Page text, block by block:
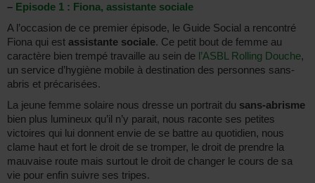
– Episode 1 : Fiona, assistante sociale
A l’occasion de ce premier épisode, le Guide Social a rencontré
Fiona qui est assistante sociale. Ce petit bout de femme au
caractère bien trempé travaille au sein de l’ASBL Rolling Douche,
un service d’hygiène mobile à destination des personnes sans-
abris et précarisées.
La jeune femme solaire nous dresse un portrait du sans-abrisme
bien plus lumineux qu’il n’y parait, nous raconte ses petites
victoires qui lui donnent envie de se battre au quotidien, nous
clame haut et fort le droit de se tromper, le droit de prendre la
mauvaise route mais surtout le droit de changer le cours de sa
vie pour enfin suivre ses tripes.